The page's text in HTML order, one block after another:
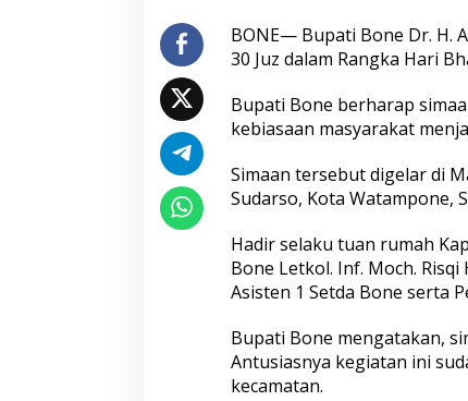
a
3
J
u
,
B
u
a
t
i
:
e
r
k
BONE— Bupati Bone Dr. H.
30 Juz dalam Rangka Hari
Bupati Bone berharap
kebiasaan masyarakat
Simaan tersebut digelar di
Sudarso, Kota Watampone,
Hadir selaku tuan rumah
Bone Letkol. Inf. Moch.
Asisten 1 Setda Bone serta
Bupati Bone mengatakan,
Antusiasnya kegiatan ini
kecamatan.